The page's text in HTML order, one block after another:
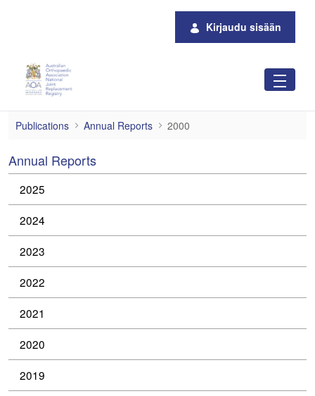
Kirjaudu sisään
2000
Publications Annual Reports 2000
Annual Reports
2025
2024
2023
2022
2021
2020
2019